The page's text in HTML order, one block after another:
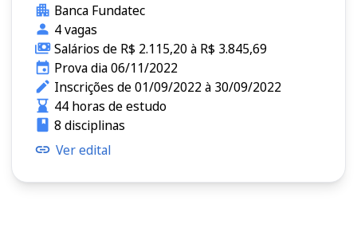
Banca Fundatec
4 vagas
Salários de R$ 2.115,20 à R$ 3.845,69
Prova dia 06/11/2022
Inscrições de 01/09/2022 à 30/09/2022
44 horas de estudo
8 disciplinas
Ver edital